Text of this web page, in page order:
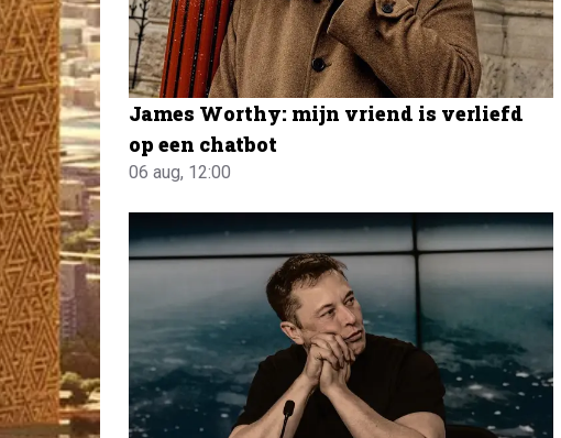
James Worthy: mijn vriend is verliefd
op een chatbot
06 aug, 12:00